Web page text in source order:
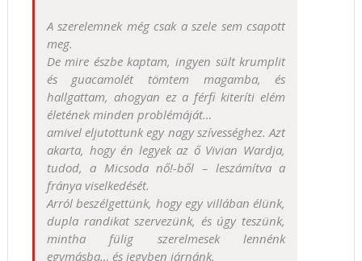
A szerelemnek még csak a szele sem csapott
meg.
De mire észbe kaptam, ingyen sült krumplit
és guacamolét tömtem magamba, és
hallgattam, ahogyan ez a férfi kiteríti elém
életének minden problémáját…
amivel eljutottunk egy nagy szívességhez. Azt
akarta, hogy én legyek az ő Vivian Wardja,
tudod, a Micsoda nő!-ből – leszámítva a
fránya viselkedését.
Arról beszélgettünk, hogy egy villában élünk,
dupla randikat szervezünk, és úgy teszünk,
mintha fülig szerelmesek lennénk
egymásba… és jegyben járnánk.